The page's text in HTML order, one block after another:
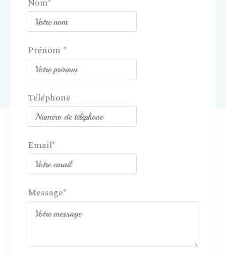
Nom*
Prénom *
Téléphone
Email*
Message*